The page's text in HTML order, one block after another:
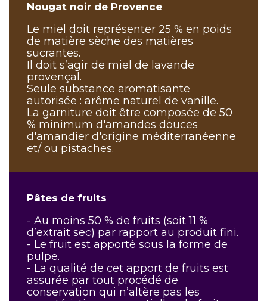
Nougat noir de Provence
Le miel doit représenter 25 % en poids
de matière sèche des matières
sucrantes.
Il doit s’agir de miel de lavande
provençal.
Seule substance aromatisante
autorisée : arôme naturel de vanille.
La garniture doit être composée de 50
% minimum d'amandes douces
d'amandier d'origine méditerranéenne
et/ ou pistaches.
Pâtes de fruits
- Au moins 50 % de fruits (soit 11 %
d’extrait sec) par rapport au produit fini.
- Le fruit est apporté sous la forme de
pulpe.
- La qualité de cet apport de fruits est
assurée par tout procédé de
conservation qui n’altère pas les